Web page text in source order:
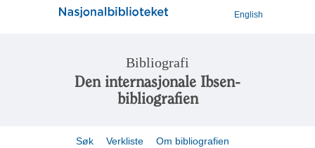
English
Bibliografi
Den internasjonale Ibsen-
bibliografien
Søk Verkliste Om bibliografien